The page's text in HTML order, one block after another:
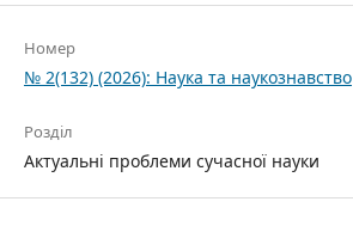
Номер
№ 2(132) (2026): Наука та наукознавство
Розділ
Актуальні проблеми сучасної науки